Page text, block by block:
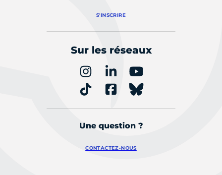
S'INSCRIRE
Sur les réseaux
Une question ?
CONTACTEZ-NOUS